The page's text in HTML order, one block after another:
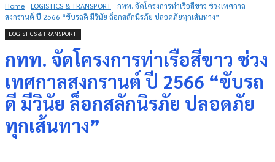
Home LOGISTICS & TRANSPORT
กทท. จัดโครงการท่าเรือสีขาว ช่วงเทศกาล
สงกรานต์ ปี 2566 “ขับรถดี มีวินัย ล็อกสลักนิรภัย ปลอดภัยทุกเส้นทาง”
LOGISTICS & TRANSPORT
กทท. จัดโครงการท่าเรือสีขาว ช่วง
เทศกาลสงกรานต์ ปี 2566 “ขับรถ
ดี มีวินัย ล็อกสลักนิรภัย ปลอดภัย
ทุกเส้นทาง”